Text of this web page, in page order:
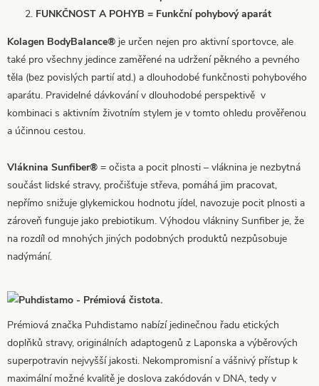
FUNKČNOST A POHYB = Funkční pohybový aparát
Kolagen BodyBalance® je určen nejen pro aktivní sportovce, ale
také pro všechny jedince zaměřené na udržení pěkného a pevného
těla (bez povislých partií atd.) a dlouhodobé funkčnosti pohybového
aparátu. Pravidelné dávkování v dlouhodobé perspektivě v
kombinaci s aktivním životním stylem je v tomto ohledu prověřenou
a účinnou cestou.
Vláknina Sunfiber® = očista a pocit plnosti – vláknina je nezbytná
součást lidské stravy, pročišťuje střeva, pomáhá jim pracovat,
nepřímo snižuje glykemickou hodnotu jídel, navozuje pocit plnosti a
zároveň funguje jako prebiotikum. Výhodou vlákniny Sunfiber je, že
na rozdíl od mnohých jiných podobných produktů nezpůsobuje
nadýmání.
Prémiová značka Puhdistamo nabízí jedinečnou řadu etických
doplňků stravy, originálních adaptogenů z Laponska a výběrových
superpotravin nejvyšší jakosti. Nekompromisní a vášnivý přístup k
maximální možné kvalitě je doslova zakódován v DNA, tedy v